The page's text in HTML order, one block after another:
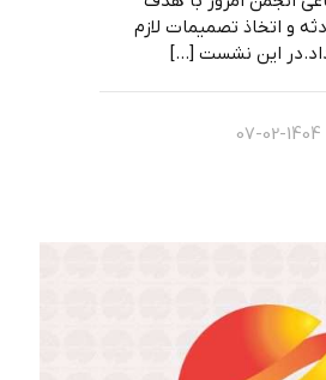
و اتخاذ تصمیمات لازم
این نشست […]
1404-02-07